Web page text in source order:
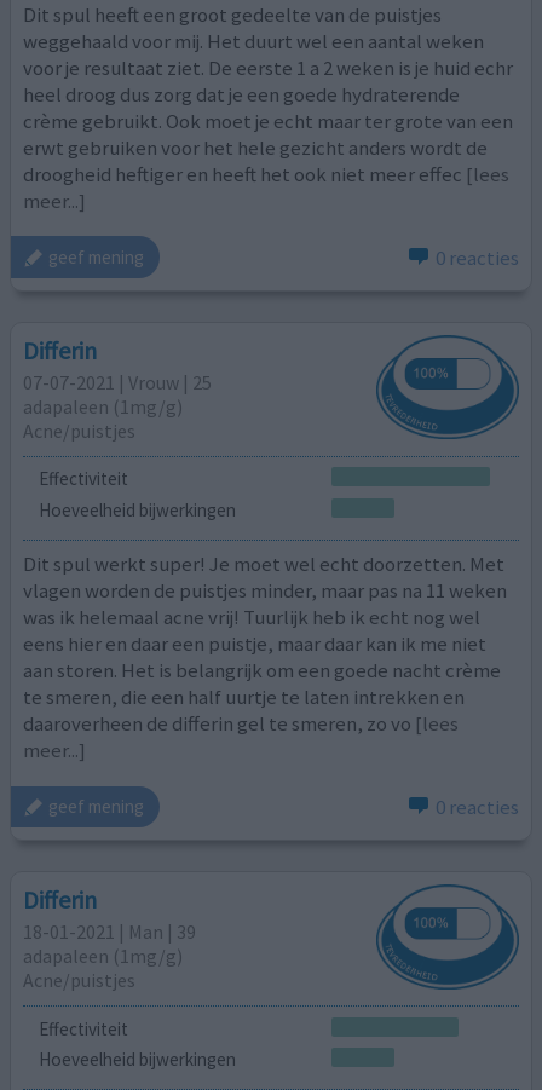
Dit spul heeft een groot gedeelte van de puistjes
weggehaald voor mij. Het duurt wel een aantal weken
voor je resultaat ziet. De eerste 1 a 2 weken is je huid echr
heel droog dus zorg dat je een goede hydraterende
crème gebruikt. Ook moet je echt maar ter grote van een
erwt gebruiken voor het hele gezicht anders wordt de
droogheid heftiger en heeft het ook niet meer effec [lees
meer...]
geef mening 0 reacties
Differin
07-07-2021 | Vrouw | 25
adapaleen (1mg/g)
Acne/puistjes
Effectiviteit
Hoeveelheid bijwerkingen
Dit spul werkt super! Je moet wel echt doorzetten. Met
vlagen worden de puistjes minder, maar pas na 11 weken
was ik helemaal acne vrij! Tuurlijk heb ik echt nog wel
eens hier en daar een puistje, maar daar kan ik me niet
aan storen. Het is belangrijk om een goede nacht crème
te smeren, die een half uurtje te laten intrekken en
daaroverheen de differin gel te smeren, zo vo [lees
meer...]
geef mening 0 reacties
Differin
18-01-2021 | Man | 39
adapaleen (1mg/g)
Acne/puistjes
Effectiviteit
Hoeveelheid bijwerkingen